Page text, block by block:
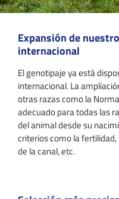
Expansión de
internacional
El genotipaje ya está
internacional. La
otras razas como la
adecuado para todas las
del animal desde su
criterios como la fertilidad,
de la canal, etc.